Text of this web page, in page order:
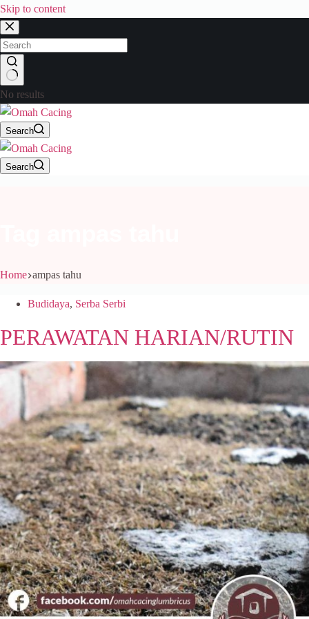
Skip to content
No results
Search
Search
Home ampas tahu
Budidaya, Serba Serbi
PERAWATAN HARIAN/RUTIN